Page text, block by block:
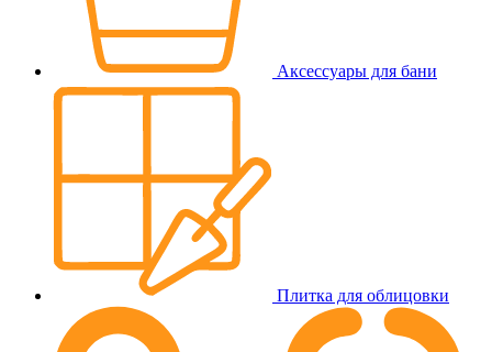
Аксессуары для бани
Плитка для облицовки